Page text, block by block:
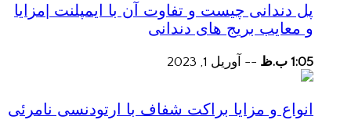
پل دندانی چیست و تفاوت آن با ایمپلنت |مزایا
و معایب بریج های دندانی
1:05 ب.ظ -- آوریل 1, 2023
انواع و مزایا براکت شفاف با ارتودنسی نامرئی